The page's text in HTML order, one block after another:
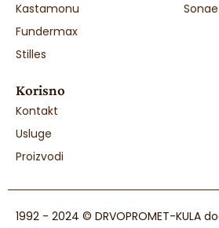
Kastamonu
Fundermax
Stilles
Korisno
Kontakt
Usluge
Proizvodi
1992 - 2024 © DRVOPROMET-KULA